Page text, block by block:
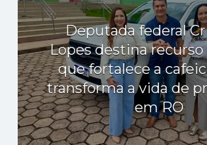
Deputada federal
Lopes destina
que fortalece a
transforma a vida de
em RO